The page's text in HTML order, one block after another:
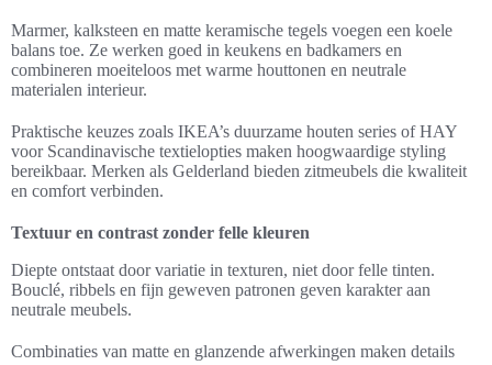
Marmer, kalksteen en matte keramische tegels voegen een koele
balans toe. Ze werken goed in keukens en badkamers en
combineren moeiteloos met warme houttonen en neutrale
materialen interieur.
Praktische keuzes zoals IKEA’s duurzame houten series of HAY
voor Scandinavische textielopties maken hoogwaardige styling
bereikbaar. Merken als Gelderland bieden zitmeubels die kwaliteit
en comfort verbinden.
Textuur en contrast zonder felle kleuren
Diepte ontstaat door variatie in texturen, niet door felle tinten.
Bouclé, ribbels en fijn geweven patronen geven karakter aan
neutrale meubels.
Combinaties van matte en glanzende afwerkingen maken details